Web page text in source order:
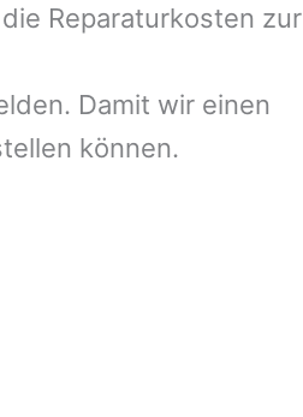
Reparaturkosten zur
Damit wir einen
können.